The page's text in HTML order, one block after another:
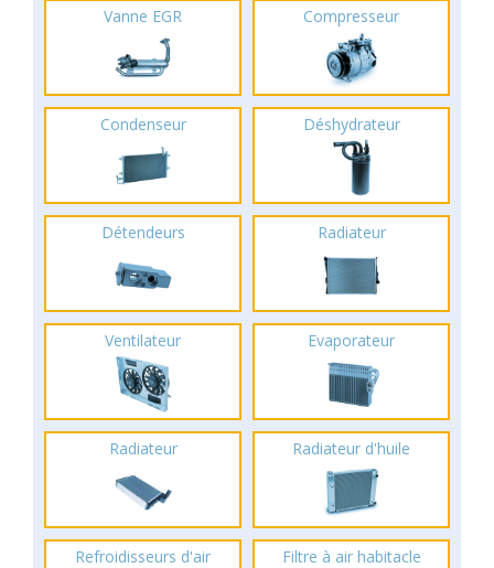
Vanne EGR Compresseur
Condenseur Déshydrateur
Détendeurs Radiateur
Ventilateur Evaporateur
Radiateur Radiateur d'huile
Refroidisseurs d'air Filtre à air habitacle